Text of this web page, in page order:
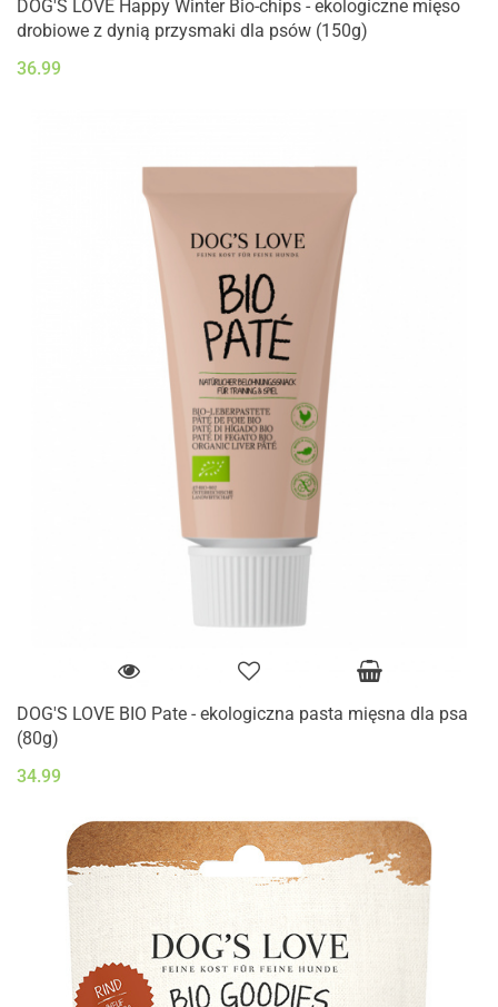
DOG'S LOVE Happy Winter Bio-chips - ekologiczne mięso
drobiowe z dynią przysmaki dla psów (150g)
36.99
DOG'S LOVE BIO Pate - ekologiczna pasta mięsna dla psa
(80g)
34.99